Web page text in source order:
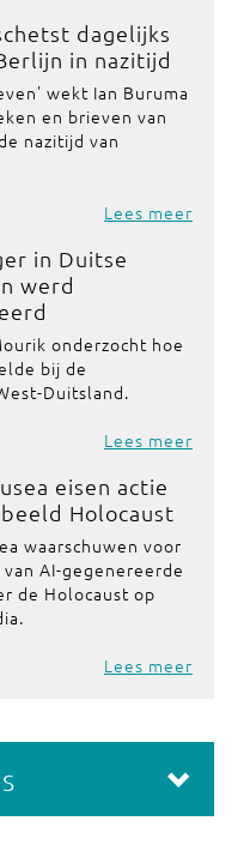
dagelijks
in nazitijd
wekt Ian Buruma
en brieven van
nazitijd van
Lees meer
in Duitse
werd
onderzocht hoe
bij de
Duitsland.
Lees meer
eisen actie
Holocaust
waarschuwen voor
AI-gegenereerde
de Holocaust op
Lees meer